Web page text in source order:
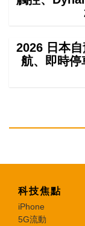
2026 日本
航、即時
科技焦點
iPhone
5G流動